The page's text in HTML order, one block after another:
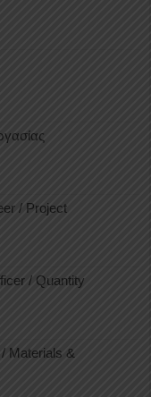
/ Project
/ Quantity
/ Materials &